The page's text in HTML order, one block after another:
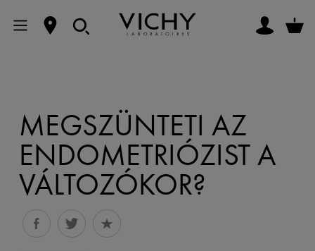
MEGSZÜNTETI AZ
ENDOMETRIÓZIST A
VÁLTOZÓKOR?